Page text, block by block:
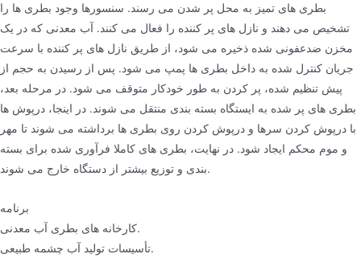
بطری های تمیز به محل پر شدن می رسند. سنسورها وجود بطری ها را
تشخیص می دهند و نازل های پر کننده را فعال می کنند. آب معدنی که در یک
مخزن ضدعفونی شده ذخیره می شود، از طریق نازل های پر کننده با سرعت
جریان کنترل شده به داخل بطری ها پمپ می شود. پس از رسیدن به حجم از
پیش تنظیم شده، پر کردن به طور خودکار متوقف می شود. در مرحله بعد،
بطری های پر شده به ایستگاه بسته بندی منتقل می شوند. در اینجا، درپوش ها
با درپوش کردن سرها و درپوش کردن روی بطری ها برداشته می شوند تا مهر
و موم محکم ایجاد شود. در نهایت، بطری های کاملا فرآوری شده برای بسته
بندی و توزیع بیشتر از دستگاه خارج می شوند.
برنامه
کارخانه های بطری آب معدنی.
تأسیسات تولید آب چشمه طبیعی.